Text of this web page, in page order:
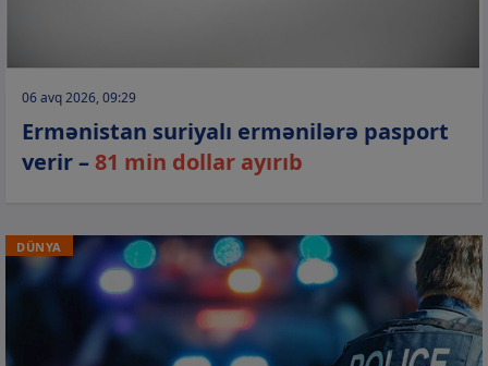
06 avq 2026, 09:29
Ermənistan suriyalı ermənilərə pasport
verir –81 min dollar ayırıb
DÜNYA